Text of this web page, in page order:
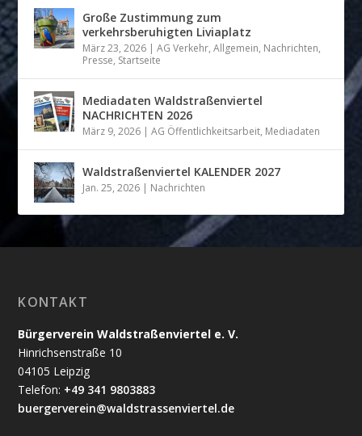
Große Zustimmung zum
verkehrsberuhigten Liviaplatz
März 23, 2026 |AG Verkehr,Allgemein, Nachrichten,
Presse, Startseite
Mediadaten Waldstraßenviertel
NACHRICHTEN 2026
März 9, 2026 |AG Öffentlichkeitsarbeit, Mediadaten
Waldstraßenviertel KALENDER 2027
Jan. 25, 2026 | Nachrichten
KONTAKT
Bürgerverein Waldstraßenviertel e. V.
Hinrichsenstraße 10
04105 Leipzig
Telefon: +49 341 9803883
buergerverein@waldstrassenviertel.de